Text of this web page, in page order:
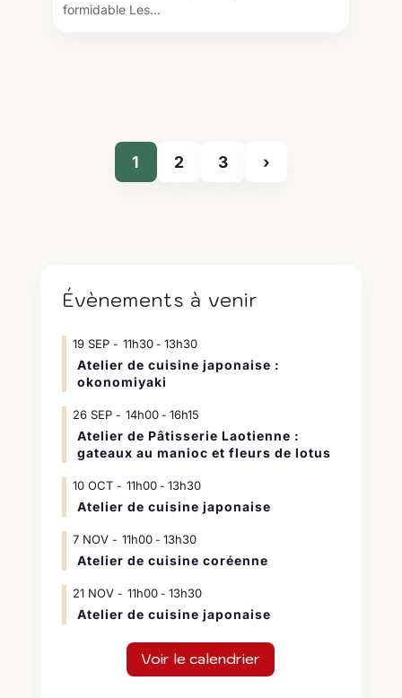
formidable Les...
1 2 3 ›
Évènements à venir
19 SEP 11h30- 13h30
Atelier de cuisine japonaise :
okonomiyaki
26 SEP 14h00- 16h15
Atelier de Pâtisserie Laotienne :
gateaux au manioc et fleurs de lotus
10 OCT 11h00- 13h30
Atelier de cuisine japonaise
7 NOV 11h00- 13h30
Atelier de cuisine coréenne
21 NOV 11h00- 13h30
Atelier de cuisine japonaise
Voir le calendrier